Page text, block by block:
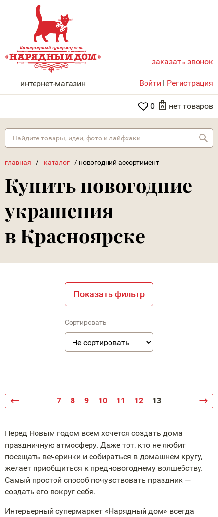
НАРЯДНЫЙ ДОМ
интернет-магазин
заказать звонок
Войти | Регистрация
0 нет товаров
главная / каталог / новогодний ассортимент
Купить новогодние
украшения
в Красноярске
7 8 9 10 11 12 13
Перед Новым годом всем хочется создать дома
праздничную атмосферу. Даже тот, кто не любит
посещать вечеринки и собираться в домашнем кругу,
желает приобщиться к предновогоднему волшебству.
Самый простой способ почувствовать праздник —
создать его вокруг себя.
Интерьерный супермаркет «Нарядный дом» всегда
Показать фильтр
Сортировать